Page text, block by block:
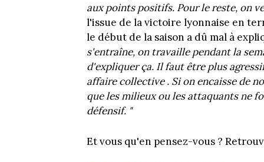
aux points positifs. Pour le reste, on
l'issue de la victoire lyonnaise en
le début de la saison a dû mal à
s'entraîne, on travaille pendant la
d'expliquer ça. Il faut être plus
affaire collective . Si on encaisse de
que les milieux ou les attaquants ne
défensif. "
Et vous qu'en pensez-vous ?